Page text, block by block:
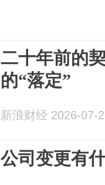
二十年前的
的“落定”
新浪财经 2026-07-
公司变更有